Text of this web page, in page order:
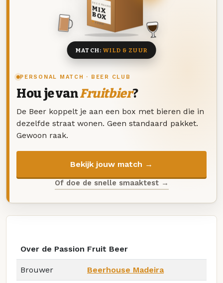
PERSONAL MATCH · BEER CLUB
Hou je vanFruitbier?
De Beer koppelt je aan een box met bieren die in
dezelfde straat wonen. Geen standaard pakket.
Gewoon raak.
Bekijk jouw match →
Of doe de snelle smaaktest →
DEZE MAAND
MIX
BOX
8 BIEREN
MATCH:WILD & ZUUR
Over de Passion Fruit Beer
Brouwer Beerhouse Madeira